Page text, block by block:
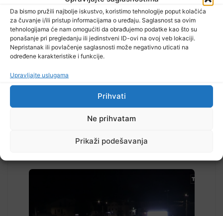
Da bismo pružili najbolje iskustvo, koristimo tehnologije poput kolačića
za čuvanje i/ili pristup informacijama o uređaju. Saglasnost sa ovim
tehnologijama će nam omogućiti da obrađujemo podatke kao što su
ponašanje pri pregledanju ili jedinstveni ID-ovi na ovoj veb lokaciji.
Nepristanak ili povlačenje saglasnosti može negativno uticati na
određene karakteristike i funkcije.
Upravljajte uslugama
Prihvati
Ne prihvatam
Prikaži podešavanja
TV RASPORED